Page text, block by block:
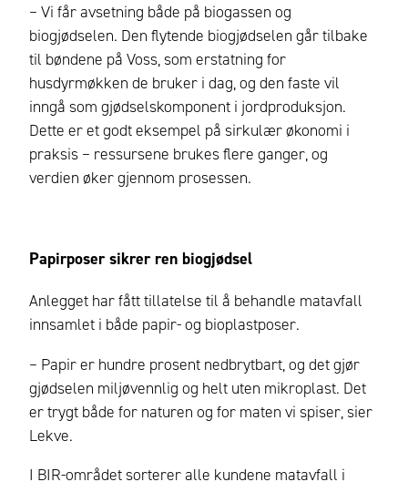
– Vi får avsetning både på biogassen og
biogjødselen. Den flytende biogjødselen går tilbake
til bøndene på Voss, som erstatning for
husdyrmøkken de bruker i dag, og den faste vil
inngå som gjødselskomponent i jordproduksjon.
Dette er et godt eksempel på sirkulær økonomi i
praksis – ressursene brukes flere ganger, og
verdien øker gjennom prosessen.
Papirposer sikrer ren biogjødsel
Anlegget har fått tillatelse til å behandle matavfall
innsamlet i både papir- og bioplastposer.
– Papir er hundre prosent nedbrytbart, og det gjør
gjødselen miljøvennlig og helt uten mikroplast. Det
er trygt både for naturen og for maten vi spiser, sier
Lekve.
I BIR-området sorterer alle kundene matavfall i